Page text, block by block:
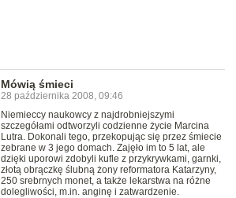
Mówią śmieci
28 października 2008, 09:46
Niemieccy naukowcy z najdrobniejszymi
szczegółami odtworzyli codzienne życie Marcina
Lutra. Dokonali tego, przekopując się przez śmiecie
zebrane w 3 jego domach. Zajęło im to 5 lat, ale
dzięki uporowi zdobyli kufle z przykrywkami, garnki,
złotą obrączkę ślubną żony reformatora Katarzyny,
250 srebrnych monet, a także lekarstwa na różne
dolegliwości, m.in. anginę i zatwardzenie.